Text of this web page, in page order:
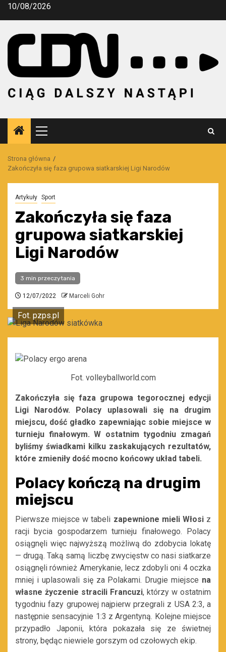
Przejdź
10/08/2026
Menu
główne
Strona główna
Zakończyła się faza grupowa siatkarskiej Ligi Narodów
Artykuły Sport
Zakończyła się faza
grupowa siatkarskiej
Ligi Narodów
3 min przeczytania
12/07/2022 Marceli Gohr
Fot. pzps.pl
Fot. volleyballworld.com
Zakończyła się faza grupowa tegorocznej edycji
Ligi Narodów. Polacy uplasowali się na drugim
miejscu, dość gładko zapewniając sobie miejsce w
turnieju finałowym. W ostatnim tygodniu zmagań
byliśmy świadkami kilku zaskakujących rezultatów,
które zmieniły dość mocno końcowy układ tabeli.
Polacy kończą na drugim
miejscu
Pierwsze miejsce w tabeli zapewnione mieli Włosiz
racji bycia gospodarzem turnieju finałowego. Polacy
osiągnęli więc najwyższą możliwą do zdobycia lokatę
— drugą. Taką samą liczbę zwycięstw co nasi siatkarze
osiągnęli również Amerykanie, lecz zdobyli oni 4 oczka
mniej i uplasowali się za Polakami. Drugie miejsce na
własne życzenie stracili Francuzi, którzy w ostatnim
tygodniu fazy grupowej najpierw przegrali z USA 2:3, a
następnie sensacyjnie 1:3 z Argentyną. Kolejne miejsce
przypadło Japonii, która pokazała się ze świetnej
strony, będąc niewiele gorszym od czołowych ekip.